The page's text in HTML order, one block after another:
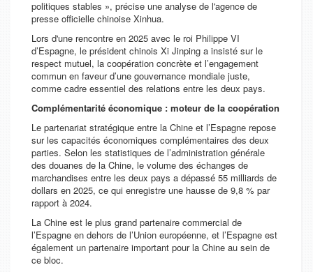
politiques stables », précise une analyse de l'agence de
presse officielle chinoise Xinhua.
Lors d'une rencontre en 2025 avec le roi Philippe VI
d’Espagne, le président chinois Xi Jinping a insisté sur le
respect mutuel, la coopération concrète et l’engagement
commun en faveur d’une gouvernance mondiale juste,
comme cadre essentiel des relations entre les deux pays.
Complémentarité économique : moteur de la coopération
Le partenariat stratégique entre la Chine et l’Espagne repose
sur les capacités économiques complémentaires des deux
parties. Selon les statistiques de l’administration générale
des douanes de la Chine, le volume des échanges de
marchandises entre les deux pays a dépassé 55 milliards de
dollars en 2025, ce qui enregistre une hausse de 9,8 % par
rapport à 2024.
La Chine est le plus grand partenaire commercial de
l’Espagne en dehors de l’Union européenne, et l’Espagne est
également un partenaire important pour la Chine au sein de
ce bloc.